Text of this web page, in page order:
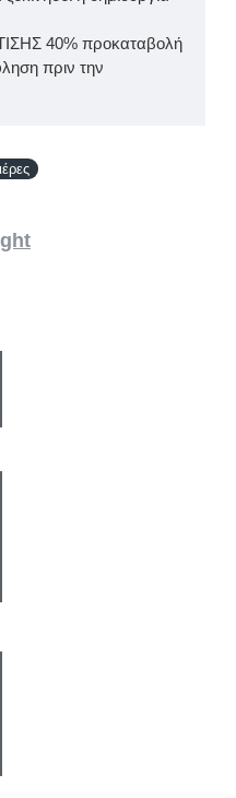
40% προκαταβολή
πριν την